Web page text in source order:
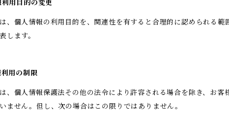
用目的の変更
、個人情報の利用目的を、関連性を有すると合理的に認められる
します。
用の制限
、個人情報保護法その他の法令により許容される場合を除き、お
ません。但し、次の場合はこの限りではありません。